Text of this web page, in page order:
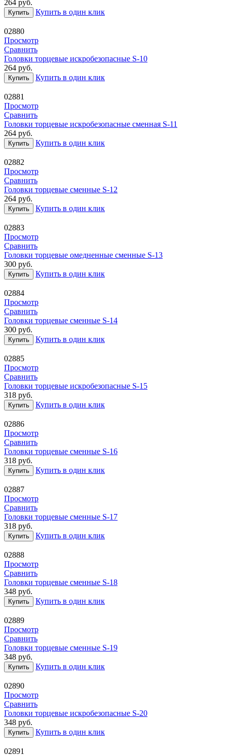
264 руб.
Купить Купить в один клик
02880
Просмотр
Сравнить
Головки торцевые искробезопасные S-10
264 руб.
Купить Купить в один клик
02881
Просмотр
Сравнить
Головки торцевые искробезопасные сменная S-11
264 руб.
Купить Купить в один клик
02882
Просмотр
Сравнить
Головки торцевые сменные S-12
264 руб.
Купить Купить в один клик
02883
Просмотр
Сравнить
Головки торцевые омедненные сменные S-13
300 руб.
Купить Купить в один клик
02884
Просмотр
Сравнить
Головки торцевые сменные S-14
300 руб.
Купить Купить в один клик
02885
Просмотр
Сравнить
Головки торцевые искробезопасные S-15
318 руб.
Купить Купить в один клик
02886
Просмотр
Сравнить
Головки торцевые сменные S-16
318 руб.
Купить Купить в один клик
02887
Просмотр
Сравнить
Головки торцевые сменные S-17
318 руб.
Купить Купить в один клик
02888
Просмотр
Сравнить
Головки торцевые сменные S-18
348 руб.
Купить Купить в один клик
02889
Просмотр
Сравнить
Головки торцевые сменные S-19
348 руб.
Купить Купить в один клик
02890
Просмотр
Сравнить
Головки торцевые искробезопасные S-20
348 руб.
Купить Купить в один клик
02891